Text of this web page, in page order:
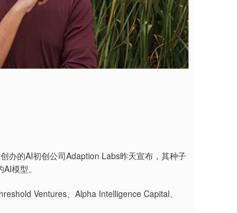
办的AI初创公司Adaption Labs昨天宣布，其种子
模型。
Ventures、Alpha Intelligence Capital、